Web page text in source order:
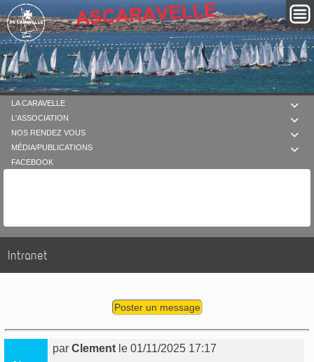

LA CARAVELLE

L'ASSOCIATION

NOS RENDEZ VOUS

MÉDIA/PUBLICATIONS
FACEBOOK
Intranet
Poster un message
parClement le 01/11/2025 17:17